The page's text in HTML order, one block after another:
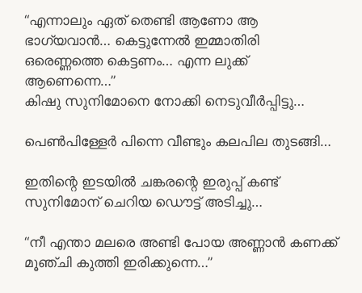
“എന്നാലും ഏത് തെണ്ടി ആണോ ആ
ഭാഗ്യവാൻ… കെട്ടുന്നേൽ ഇമ്മാതിരി
ഒരെണ്ണത്തെ കെട്ടണം… എന്ന ലുക്ക്‌
ആണെന്നെ…”
കിഷു സുനിമോനെ നോക്കി നെടുവീർപ്പിട്ടു…
പെൺപിള്ളേർ പിന്നെ വീണ്ടും കലപില തുടങ്ങി…
ഇതിന്റെ ഇടയിൽ ചങ്കരന്റെ ഇരുപ്പ് കണ്ട്
സുനിമോന് ചെറിയ ഡൌട്ട് അടിച്ചു…
“നീ എന്താ മലരെ അണ്ടി പോയ അണ്ണാൻ കണക്ക്
മൂഞ്ചി കുത്തി ഇരിക്കുന്നെ…”